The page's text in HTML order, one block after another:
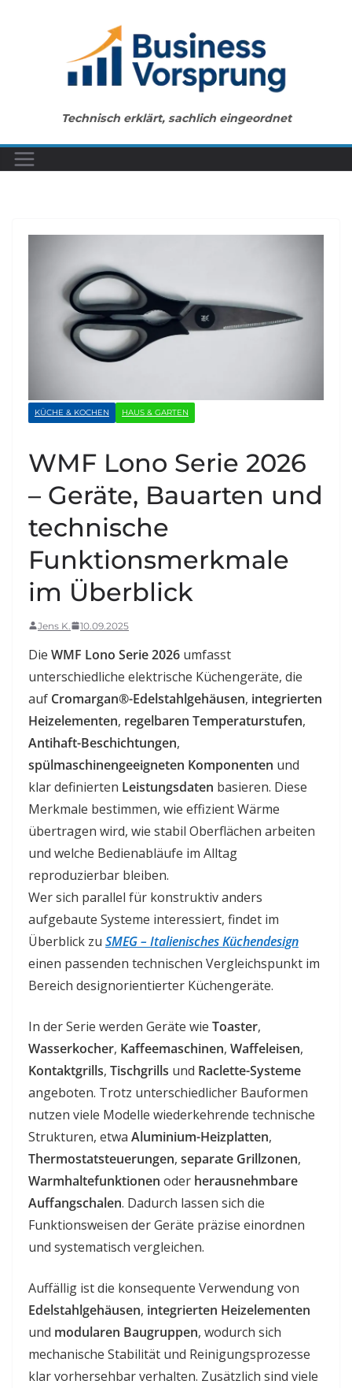
Technisch erklärt, sachlich eingeordnet
KÜCHE & KOCHEN HAUS & GARTEN
WMF Lono Serie 2026
– Geräte, Bauarten und
technische
Funktionsmerkmale
im Überblick
Jens K. 10.09.2025
Die WMF Lono Serie 2026 umfasst
unterschiedliche elektrische Küchengeräte, die
auf Cromargan®-Edelstahlgehäusen, integrierten
Heizelementen, regelbaren Temperaturstufen,
Antihaft-Beschichtungen,
spülmaschinengeeigneten Komponenten und
klar definierten Leistungsdaten basieren. Diese
Merkmale bestimmen, wie effizient Wärme
übertragen wird, wie stabil Oberflächen arbeiten
und welche Bedienabläufe im Alltag
reproduzierbar bleiben.
Wer sich parallel für konstruktiv anders
aufgebaute Systeme interessiert, findet im
Überblick zu SMEG – Italienisches Küchendesign
einen passenden technischen Vergleichspunkt im
Bereich designorientierter Küchengeräte.
In der Serie werden Geräte wie Toaster,
Wasserkocher, Kaffeemaschinen, Waffeleisen,
Kontaktgrills, Tischgrills und Raclette-Systeme
angeboten. Trotz unterschiedlicher Bauformen
nutzen viele Modelle wiederkehrende technische
Strukturen, etwa Aluminium-Heizplatten,
Thermostatsteuerungen, separate Grillzonen,
Warmhaltefunktionen oder herausnehmbare
Auffangschalen. Dadurch lassen sich die
Funktionsweisen der Geräte präzise einordnen
und systematisch vergleichen.
Auffällig ist die konsequente Verwendung von
Edelstahlgehäusen, integrierten Heizelementen
und modularen Baugruppen, wodurch sich
mechanische Stabilität und Reinigungsprozesse
klar vorhersehbar verhalten. Zusätzlich sind viele